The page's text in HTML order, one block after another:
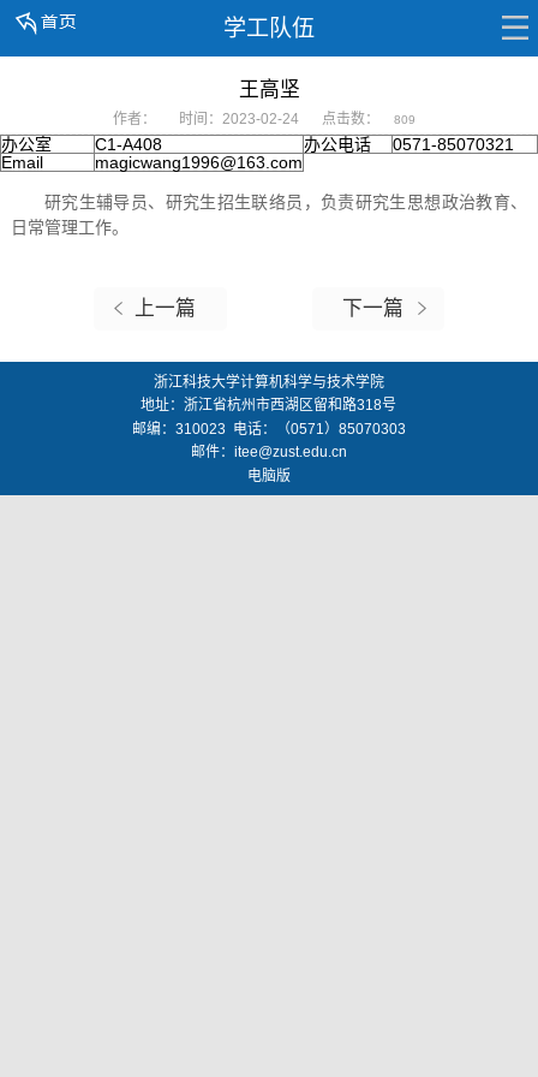
学工队伍
王高坚
作者： 时间：2023-02-24 点击数： 809
办公室 C1-A408 办公电话
0571-85070321
Email
magicwang1996@163.com
研究生辅导员、研究生招生联络员，负责研究生思想政治教育、
日常管理工作。
上一篇 下一篇
浙江科技大学计算机科学与技术学院
地址：浙江省杭州市西湖区留和路318号
邮编： 310023 电话：（0571）85070303
邮件： itee@zust.edu.cn
电脑版